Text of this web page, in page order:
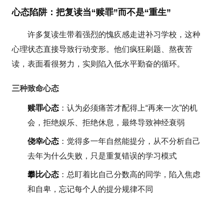
心态陷阱：把复读当“赎罪”而不是“重生”
许多复读生带着强烈的愧疚感走进补习学校，这种
心理状态直接导致行动变形。他们疯狂刷题、熬夜苦
读，表面看很努力，实则陷入低水平勤奋的循环。
三种致命心态
赎罪心态 ：认为必须痛苦才配得上“再来一次”的机
会，拒绝娱乐、拒绝休息，最终导致神经衰弱
侥幸心态 ：觉得多一年自然能提分，从不分析自己
去年为什么失败，只是重复错误的学习模式
攀比心态 ：总盯着比自己分数高的同学，陷入焦虑
和自卑，忘记每个人的提分规律不同